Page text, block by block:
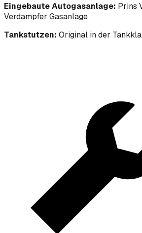
Eingebaute Autogasanlage: Prins
Verdampfer Gasanlage
Tankstutzen: Original in der